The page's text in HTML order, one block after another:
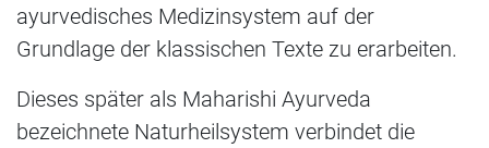
ayurvedisches Medizinsystem auf der
Grundlage der klassischen Texte zu erarbeiten.
Dieses später als Maharishi Ayurveda
bezeichnete Naturheilsystem verbindet die